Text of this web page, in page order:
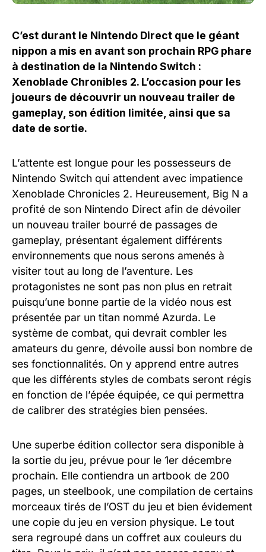
C’est durant le Nintendo Direct que le géant
nippon a mis en avant son prochain RPG phare
à destination de la Nintendo Switch :
Xenoblade Chronibles 2. L’occasion pour les
joueurs de découvrir un nouveau trailer de
gameplay, son édition limitée, ainsi que sa
date de sortie.
L’attente est longue pour les possesseurs de
Nintendo Switch qui attendent avec impatience
Xenoblade Chronicles 2. Heureusement, Big N a
profité de son Nintendo Direct afin de dévoiler
un nouveau trailer bourré de passages de
gameplay, présentant également différents
environnements que nous serons amenés à
visiter tout au long de l’aventure. Les
protagonistes ne sont pas non plus en retrait
puisqu’une bonne partie de la vidéo nous est
présentée par un titan nommé Azurda. Le
système de combat, qui devrait combler les
amateurs du genre, dévoile aussi bon nombre de
ses fonctionnalités. On y apprend entre autres
que les différents styles de combats seront régis
en fonction de l’épée équipée, ce qui permettra
de calibrer des stratégies bien pensées.
Une superbe édition collector sera disponible à
la sortie du jeu, prévue pour le 1er décembre
prochain. Elle contiendra un artbook de 200
pages, un steelbook, une compilation de certains
morceaux tirés de l’OST du jeu et bien évidement
une copie du jeu en version physique. Le tout
sera regroupé dans un coffret aux couleurs du